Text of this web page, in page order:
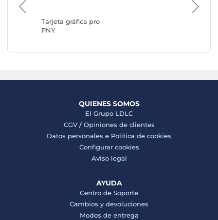
Tarjeta gráfica pro
PNY
Tarjeta
AMD
QUIENES SOMOS
El Grupo LDLC
CGV/ Opiniones de clientes
Datos personales e Politica de cookies
Configurar cookies
Aviso legal
AYUDA
Centro de Soporte
Cambios y devoluciones
Modos de entrega